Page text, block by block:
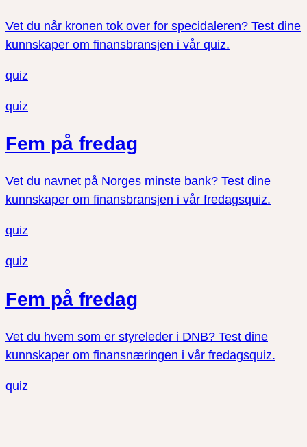
Vet du når kronen tok over for specidaleren? Test dine
kunnskaper om finansbransjen i vår quiz.
quiz
quiz
Fem på fredag
Vet du navnet på Norges minste bank? Test dine
kunnskaper om finansbransjen i vår fredagsquiz.
quiz
quiz
Fem på fredag
Vet du hvem som er styreleder i DNB? Test dine
kunnskaper om finansnæringen i vår fredagsquiz.
quiz